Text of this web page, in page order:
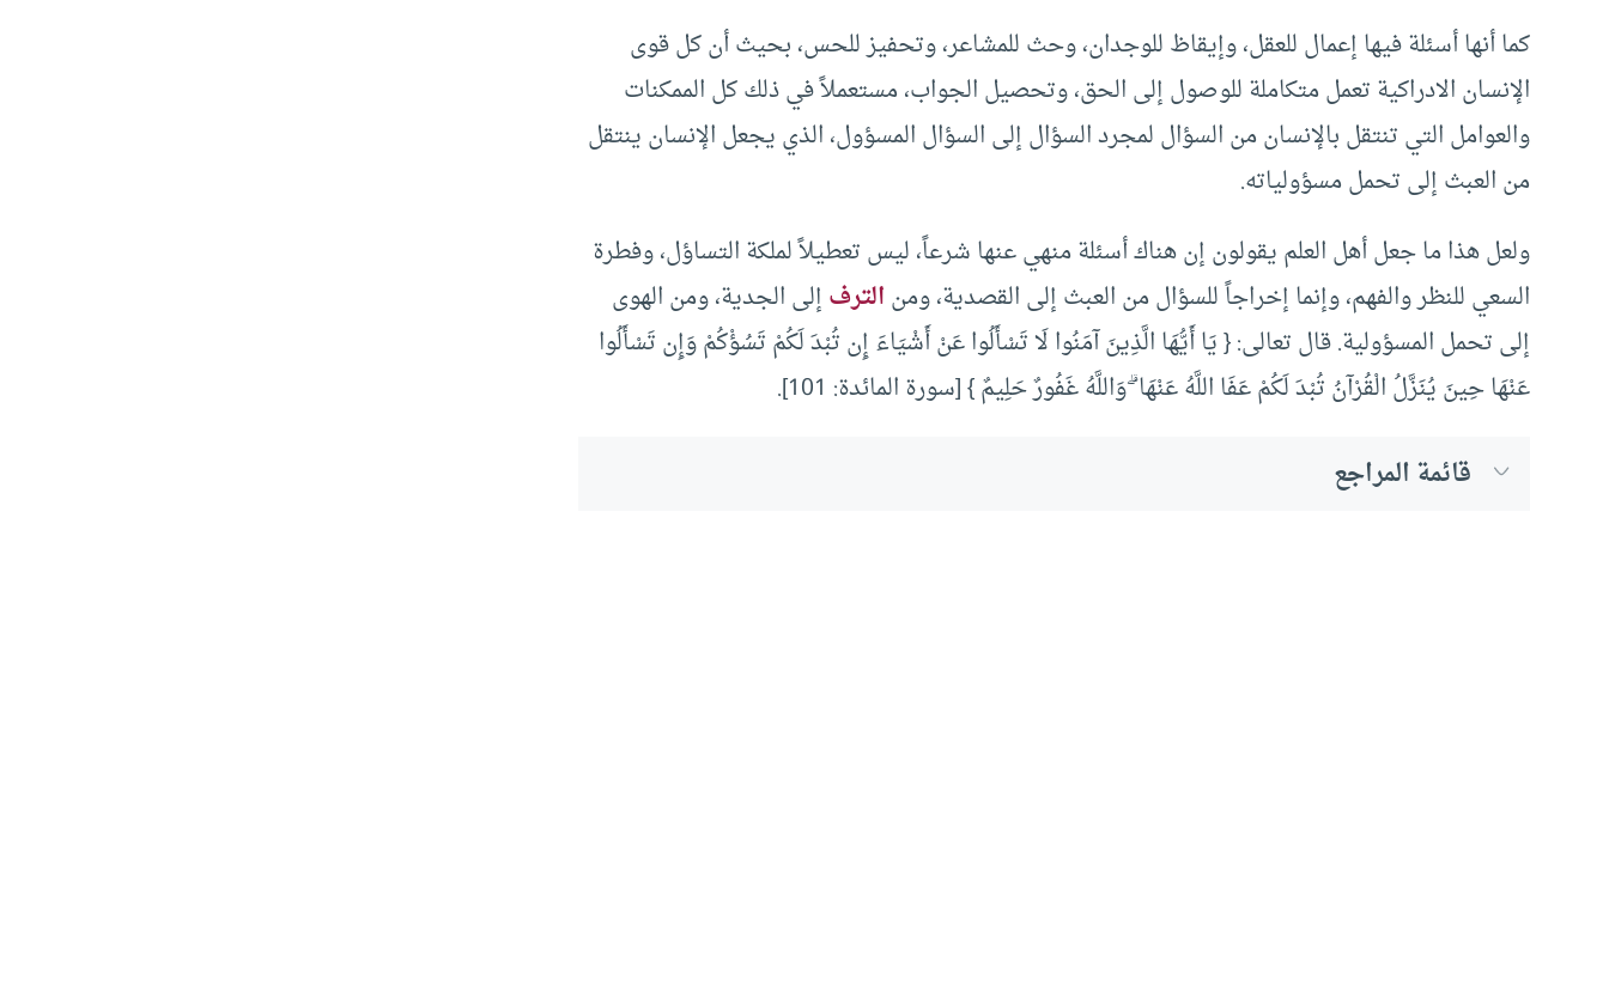
كما أنها أسئلة فيها إعمال للعقل، وإيقاظ للوجدان، وحث للمشاعر، وتحفيز للحس، بحيث أن كل قوى
الإنسان الادراكية تعمل متكاملة للوصول إلى الحق، وتحصيل الجواب، مستعملاً في ذلك كل الممكنات
والعوامل التي تنتقل بالإنسان من السؤال لمجرد السؤال إلى السؤال المسؤول، الذي يجعل الإنسان ينتقل
من العبث إلى تحمل مسؤولياته.
ولعل هذا ما جعل أهل العلم يقولون إن هناك أسئلة منهي عنها شرعاً، ليس تعطيلاً لملكة التساؤل، وفطرة
السعي للنظر والفهم، وإنما إخراجاً للسؤال من العبث إلى القصدية، ومنالترفإلى الجدية، ومن الهوى
إلى تحمل المسؤولية. قال تعالى: { يَا أَيُّهَا الَّذِينَ آمَنُوا لَا تَسْأَلُوا عَنْ أَشْيَاءَ إِن تُبْدَ لَكُمْ تَسُؤْكُمْ وَإِن تَسْأَلُوا
عَنْهَا حِينَ يُنَزَّلُ الْقُرْآنُ تُبْدَ لَكُمْ عَفَا اللَّهُ عَنْهَا ۗ وَاللَّهُ غَفُورٌ حَلِيمٌ } [سورة المائدة: 101].
قائمة المراجع